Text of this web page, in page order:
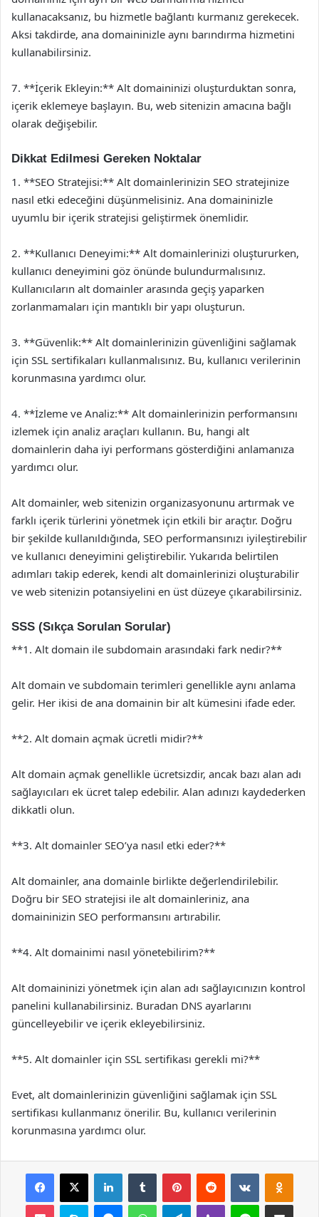
kullanacaksanız, bu hizmetle bağlantı kurmanız gerekecek.
Aksi takdirde, ana domaininizle aynı barındırma hizmetini
kullanabilirsiniz.
7. **İçerik Ekleyin:** Alt domaininizi oluşturduktan sonra,
içerik eklemeye başlayın. Bu, web sitenizin amacına bağlı
olarak değişebilir.
Dikkat Edilmesi Gereken Noktalar
1. **SEO Stratejisi:** Alt domainlerinizin SEO stratejinize
nasıl etki edeceğini düşünmelisiniz. Ana domaininizle
uyumlu bir içerik stratejisi geliştirmek önemlidir.
2. **Kullanıcı Deneyimi:** Alt domainlerinizi oluştururken,
kullanıcı deneyimini göz önünde bulundurmalısınız.
Kullanıcıların alt domainler arasında geçiş yaparken
zorlanmamaları için mantıklı bir yapı oluşturun.
3. **Güvenlik:** Alt domainlerinizin güvenliğini sağlamak
için SSL sertifikaları kullanmalısınız. Bu, kullanıcı verilerinin
korunmasına yardımcı olur.
4. **İzleme ve Analiz:** Alt domainlerinizin performansını
izlemek için analiz araçları kullanın. Bu, hangi alt
domainlerin daha iyi performans gösterdiğini anlamanıza
yardımcı olur.
Alt domainler, web sitenizin organizasyonunu artırmak ve
farklı içerik türlerini yönetmek için etkili bir araçtır. Doğru
bir şekilde kullanıldığında, SEO performansınızı iyileştirebilir
ve kullanıcı deneyimini geliştirebilir. Yukarıda belirtilen
adımları takip ederek, kendi alt domainlerinizi oluşturabilir
ve web sitenizin potansiyelini en üst düzeye çıkarabilirsiniz.
SSS (Sıkça Sorulan Sorular)
**1. Alt domain ile subdomain arasındaki fark nedir?**
Alt domain ve subdomain terimleri genellikle aynı anlama
gelir. Her ikisi de ana domainin bir alt kümesini ifade eder.
**2. Alt domain açmak ücretli midir?**
Alt domain açmak genellikle ücretsizdir, ancak bazı alan adı
sağlayıcıları ek ücret talep edebilir. Alan adınızı kaydederken
dikkatli olun.
**3. Alt domainler SEO’ya nasıl etki eder?**
Alt domainler, ana domainle birlikte değerlendirilebilir.
Doğru bir SEO stratejisi ile alt domainleriniz, ana
domaininizin SEO performansını artırabilir.
**4. Alt domainimi nasıl yönetebilirim?**
Alt domaininizi yönetmek için alan adı sağlayıcınızın kontrol
panelini kullanabilirsiniz. Buradan DNS ayarlarını
güncelleyebilir ve içerik ekleyebilirsiniz.
**5. Alt domainler için SSL sertifikası gerekli mi?**
Evet, alt domainlerinizin güvenliğini sağlamak için SSL
sertifikası kullanmanız önerilir. Bu, kullanıcı verilerinin
korunmasına yardımcı olur.
Facebook
X LinkedInTumblr PinterestReddit VKontakte
Pocket Skype MessengerWhatsAppTelegramViber Line E-Posta ile